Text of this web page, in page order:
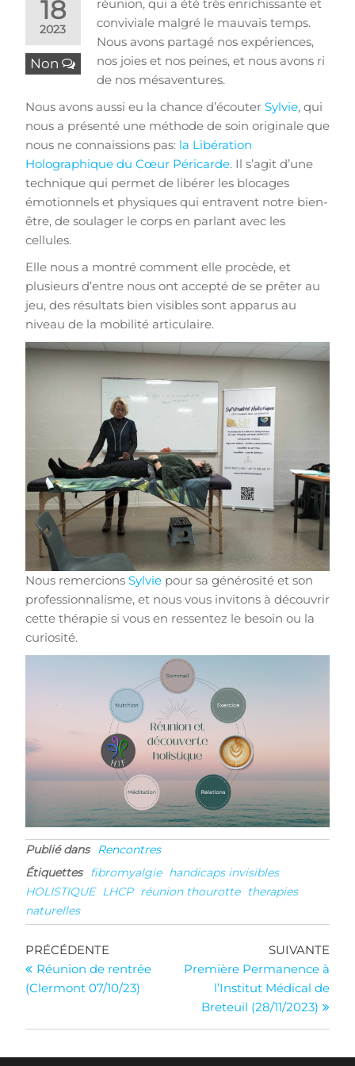
18
2023
Non
réunion, qui a été très enrichissante et
conviviale malgré le mauvais temps.
Nous avons partagé nos expériences,
nos joies et nos peines, et nous avons ri
de nos mésaventures.
Nous avons aussi eu la chance d’écouter Sylvie, qui
nous a présenté une méthode de soin originale que
nous ne connaissions pas: la Libération
Holographique du Cœur Péricarde. Il s’agit d’une
technique qui permet de libérer les blocages
émotionnels et physiques qui entravent notre bien-
être, de soulager le corps en parlant avec les
cellules.
Elle nous a montré comment elle procède, et
plusieurs d’entre nous ont accepté de se prêter au
jeu, des résultats bien visibles sont apparus au
niveau de la mobilité articulaire.
Nous remercions Sylviepour sa générosité et son
professionnalisme, et nous vous invitons à découvrir
cette thérapie si vous en ressentez le besoin ou la
curiosité.
Publié dans
Rencontres
Étiquettes
fibromyalgie handicaps invisibles
HOLISTIQUE LHCP réunion thourotte
therapies
naturelles
Navigation
de
Article
précédent
PRÉCÉDENTE
Réunion de rentrée
(Clermont 07/10/23)
SUIVANTE
Première Permanence à
l’Institut Médical de
Breteuil (28/11/2023)